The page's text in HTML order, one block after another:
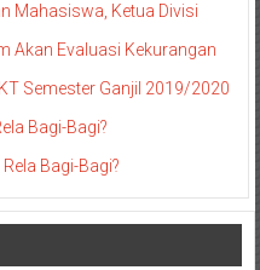
Mahasiswa, Ketua Divisi
Akan Evaluasi Kekurangan
Semester Ganjil 2019/2020
Bagi-Bagi?
Bagi-Bagi?